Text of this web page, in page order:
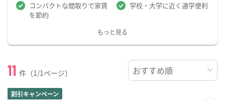
コンパクトな間取りで家賃
を節約
学校・大学に近く通学便利
もっと見る
11 件（1/1ページ）
割引キャンペーン